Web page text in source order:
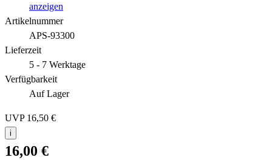
anzeigen
Artikelnummer
APS-93300
Lieferzeit
5 - 7 Werktage
Verfügbarkeit
Auf Lager
UVP 16,50 €
i
16,00 €